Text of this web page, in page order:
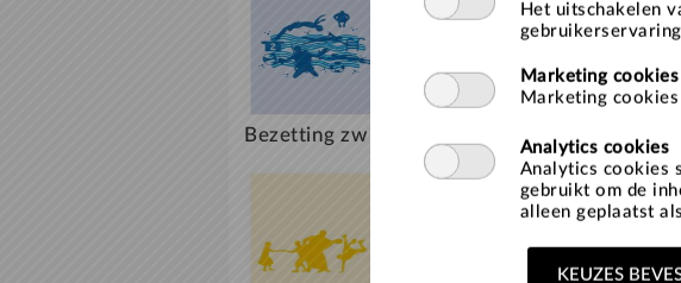
Bezetting zw
Het uitschakelen
Marketing cookies
Marketing
Analytics cookies
Analytics cookies
gebruikt om de
alleen geplaatst